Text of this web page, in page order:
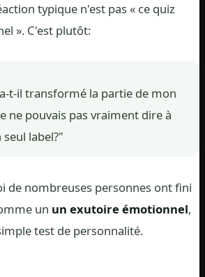
typique n'est pas « ce quiz
». C'est plutôt:
t-il transformé la partie de mon
ne pouvais pas vraiment dire à
label?"
de nombreuses personnes ont fini
un un exutoire émotionnel,
test de personnalité.